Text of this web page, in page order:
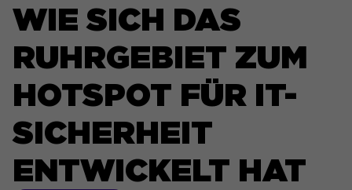
WIE SICH DAS
RUHRGEBIET ZUM
HOTSPOT FÜR IT-
SICHERHEIT
ENTWICKELT HAT